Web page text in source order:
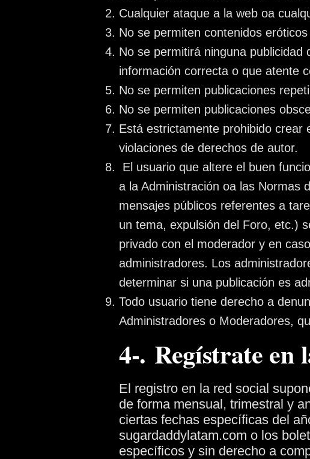
Cualquier ataque a la web oa
No se permiten contenidos
No se permitirá ninguna
información correcta o que atente
No se permiten publicaciones
No se permiten publicaciones
Está estrictamente prohibido crear
violaciones de derechos de autor.
El usuario que altere el buen
a la Administración oa las Normas
mensajes públicos referentes a
un tema, expulsión del Foro, etc.)
privado con el moderador y en
administradores. Los
determinar si una publicación es
Todo usuario tiene derecho a
Administradores o Moderadores,
4-. Regístrate en
El registro en la red social
de forma mensual, trimestral y
ciertas fechas específicas del
sugardaddylatam.com o los
específicos y sin derecho a